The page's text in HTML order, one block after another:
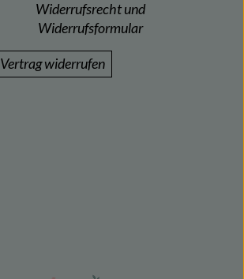
Widerrufsrecht und
Widerrufsformular
Vertrag widerrufen